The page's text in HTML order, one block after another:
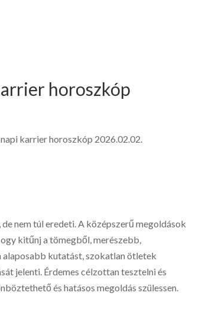
horoszkóp
karrier horoszkóp 2026.02.02.
nem túl eredeti. A középszerű megoldások
kitűnj a tömegből, merészebb,
alaposabb kutatást, szokatlan ötletek
jelenti. Érdemes célzottan tesztelni és
és hatásos megoldás szülessen.